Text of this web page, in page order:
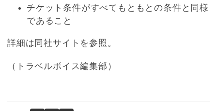
チケット条件がすべてもともとの条件と同様
であること
詳細は同社サイトを参照。
（トラベルボイス編集部）